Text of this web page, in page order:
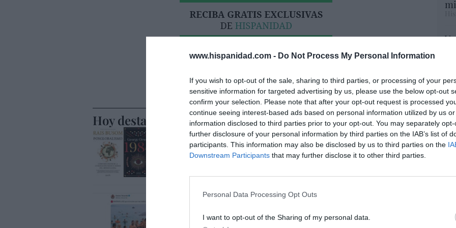
www.hispanidad.com - Do Not Process My Personal Information
If you wish to opt-out of the sale, sharing to third parties, or processing of your
sensitive information for targeted advertising by us, please use the below opt-out
confirm your selection. Please note that after your opt-out request is processed
continue seeing interest-based ads based on personal information utilized by us
information disclosed to third parties prior to your opt-out. You may separately
further disclosure of your personal information by third parties on the IAB’s list of
participants. This information may also be disclosed by us to third parties on the
Downstream Participants that may further disclose it to other third parties.
Personal Data Processing Opt Outs
I want to opt-out of the Sharing of my personal data.
Hoy destacamos
SOCIEDAD
Chat Control para ti, para mí, para todos, ¡por tu
seguridad!
SOCIEDAD
Redacción 08/08/26 06:00